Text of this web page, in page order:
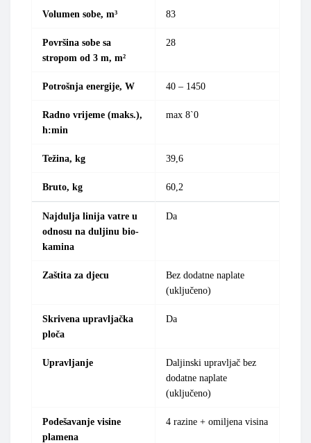
Volumen sobe, m³ 83
Površina sobe sa
stropom od 3 m, m²
28
Potrošnja energije, W 40 – 1450
Radno vrijeme (maks.),
h:min
max 8`0
Težina, kg 39,6
Bruto, kg 60,2
Najdulja linija vatre u
odnosu na duljinu bio-
kamina
Da
Zaštita za djecu
Bez dodatne naplate
(uključeno)
Skrivena upravljačka
ploča
Da
Upravljanje
Daljinski upravljač bez
dodatne naplate
(uključeno)
Podešavanje visine
plamena
4 razine + omiljena visina